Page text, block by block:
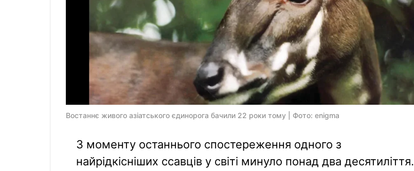
Востаннє живого азіатського єдинорога бачили 22 роки тому | Фото: enigma
З моменту останнього спостереження одного з
найрідкісніших ссавців у світі минуло понад два десятиліття.